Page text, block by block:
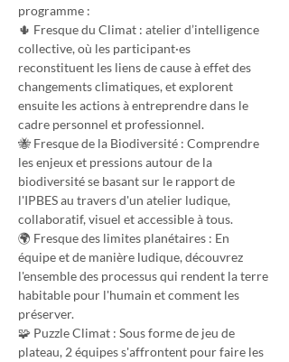
programme :
🌵 Fresque du Climat : atelier d’intelligence
collective, où les participant·es
reconstituent les liens de cause à effet des
changements climatiques, et explorent
ensuite les actions à entreprendre dans le
cadre personnel et professionnel.
🐝 Fresque de la Biodiversité : Comprendre
les enjeux et pressions autour de la
biodiversité se basant sur le rapport de
l'IPBES au travers d'un atelier ludique,
collaboratif, visuel et accessible à tous.
🌍 Fresque des limites planétaires : En
équipe et de manière ludique, découvrez
l'ensemble des processus qui rendent la terre
habitable pour l'humain et comment les
préserver.
🧩 Puzzle Climat : Sous forme de jeu de
plateau, 2 équipes s'affrontent pour faire les